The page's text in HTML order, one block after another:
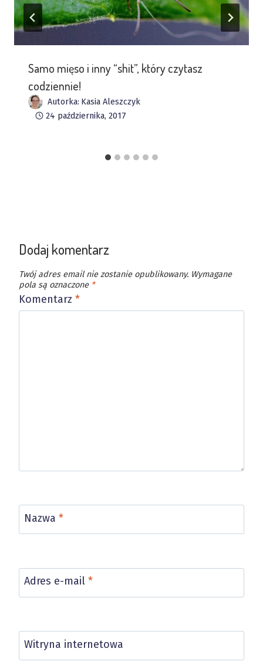
Samo mięso i inny “shit”, który czytasz
codziennie!
Autorka: Kasia Aleszczyk
24 października, 2017
Dodaj komentarz
Twój adres email nie zostanie opublikowany. Wymagane
pola są oznaczone *
Komentarz *
Nazwa *
Adres e-mail *
Witryna internetowa